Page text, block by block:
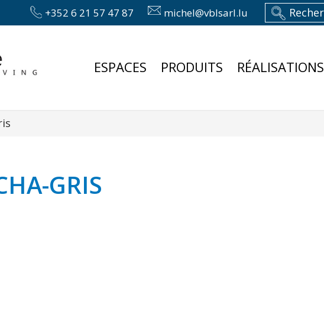
+352 6 21 57 47 87 michel@vblsarl.lu
ESPACES PRODUITS RÉALISATIONS
GRIS